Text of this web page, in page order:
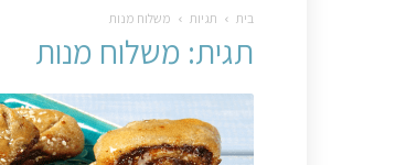
בית תגיות משלוח מנות
תגית: משלוח מנות